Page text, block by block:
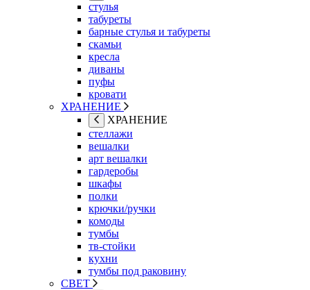
стулья
табуреты
барные стулья и табуреты
скамьи
кресла
диваны
пуфы
кровати
ХРАНЕНИЕ
ХРАНЕНИЕ
стеллажи
вешалки
арт вешалки
гардеробы
шкафы
полки
крючки/ручки
комоды
тумбы
тв-стойки
кухни
тумбы под раковину
СВЕТ